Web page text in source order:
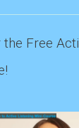
Free